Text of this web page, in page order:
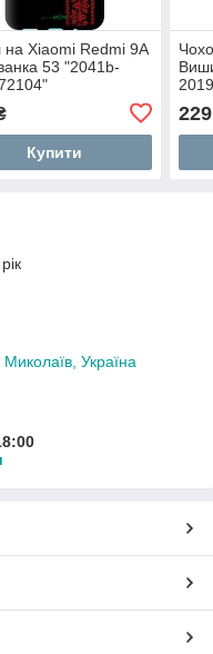
на Xiaomi Redmi 9A
53 "2041b-
Купити
229
Україна